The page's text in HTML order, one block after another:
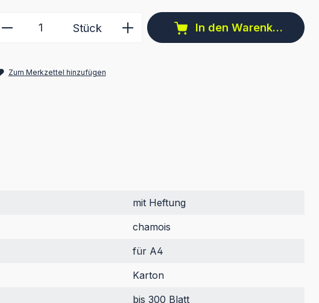
Produkt Anzahl: Gib den gewünschten Wert
Stück In den Warenkorb
Zum Merkzettel hinzufügen
mit Heftung
chamois
für A4
Karton
bis 300 Blatt